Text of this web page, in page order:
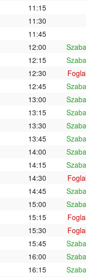
11:15
11:30
11:45
12:00
12:15
12:30
12:45
13:00
13:15
13:30
13:45
14:00
14:15
14:30
14:45
15:00
15:15
15:30
15:45
16:00
16:15